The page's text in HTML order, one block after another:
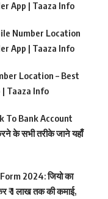
App | Taaza Info
Number Location
App | Taaza Info
Location – Best
Taaza Info
To Bank Account
के सभी तरीके जाने यहाँ
2024: जियो का
₹ 1 लाख तक की कमाई,